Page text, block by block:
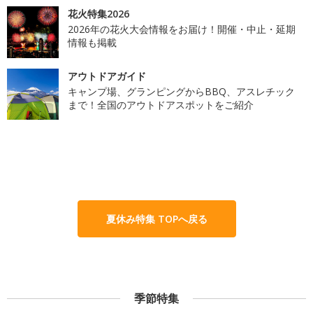
花火特集2026
2026年の花火大会情報をお届け！開催・中止・延期
情報も掲載
アウトドアガイド
キャンプ場、グランピングからBBQ、アスレチック
まで！全国のアウトドアスポットをご紹介
夏休み特集 TOPへ戻る
季節特集